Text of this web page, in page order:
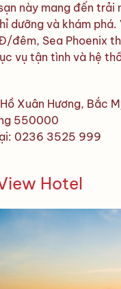
này mang đến trải
dưỡng và khám
đêm, Sea Phoenix
vụ tận tình và hệ
Xuân Hương, Bắc
550000
0236 3525 999
Hotel